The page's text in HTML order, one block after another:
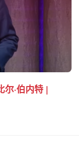
·伯内特 |